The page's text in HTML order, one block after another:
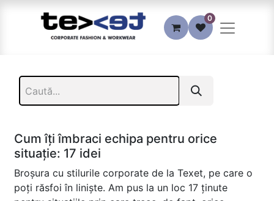
0
Cum îți îmbraci echipa pentru orice
situație: 17 idei
Broșura cu stilurile corporate de la Texet, pe care o
poți răsfoi în liniște. Am pus la un loc 17 ținute